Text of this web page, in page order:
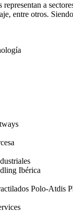
representan a
entre otros.
Ibérica
Polo-Atdis